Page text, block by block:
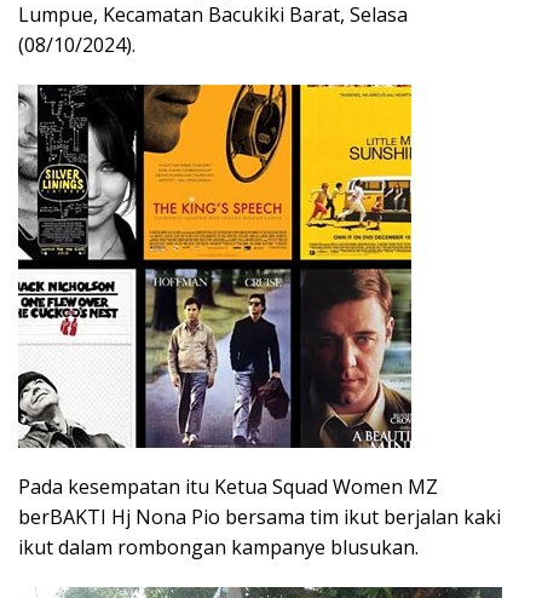
Lumpue, Kecamatan Bacukiki Barat, Selasa
(08/10/2024).
Pada kesempatan itu Ketua Squad Women MZ
berBAKTI Hj Nona Pio bersama tim ikut berjalan kaki
ikut dalam rombongan kampanye blusukan.